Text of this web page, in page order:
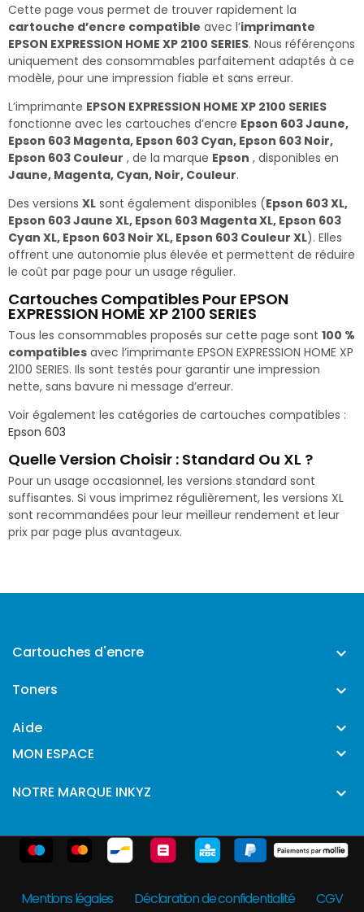
Cette page vous permet de trouver rapidement la
cartouche d’encre compatible avec l’imprimante
EPSON EXPRESSION HOME XP 2100 SERIES. Nous référençons
uniquement des consommables parfaitement adaptés à ce
modèle, pour une impression fiable et sans erreur.
L’imprimante EPSON EXPRESSION HOME XP 2100 SERIES
fonctionne avec les cartouches d’encre Epson 603 Jaune,
Epson 603 Magenta, Epson 603 Cyan, Epson 603 Noir,
Epson 603 Couleur , de la marque Epson , disponibles en
Jaune, Magenta, Cyan, Noir, Couleur.
Des versions XL sont également disponibles (Epson 603 XL,
Epson 603 Jaune XL, Epson 603 Magenta XL, Epson 603
Cyan XL, Epson 603 Noir XL, Epson 603 Couleur XL). Elles
offrent une autonomie plus élevée et permettent de réduire
le coût par page pour un usage régulier.
Cartouches Compatibles Pour EPSON
EXPRESSION HOME XP 2100 SERIES
Tous les consommables proposés sur cette page sont 100 %
compatibles avec l’imprimante EPSON EXPRESSION HOME XP
2100 SERIES. Ils sont testés pour garantir une impression
nette, sans bavure ni message d’erreur.
Voir également les catégories de cartouches compatibles :
Epson 603
Quelle Version Choisir : Standard Ou XL ?
Pour un usage occasionnel, les versions standard sont
suffisantes. Si vous imprimez régulièrement, les versions XL
sont recommandées pour leur meilleur rendement et leur
prix par page plus avantageux.
Cartouches d'encre 
Toners 
Aide 
MON ESPACE 
NOTRE MARQUE INKYZ 
Mentions légales Déclaration de confidentialité CGV